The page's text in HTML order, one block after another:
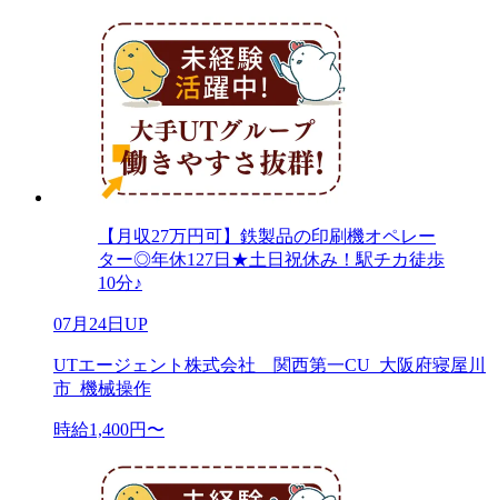
【月収27万円可】鉄製品の印刷機オペレー
ター◎年休127日★土日祝休み！駅チカ徒歩
10分♪
07月24日UP
UTエージェント株式会社 関西第一CU_大阪府寝屋川
市_機械操作
時給1,400円〜